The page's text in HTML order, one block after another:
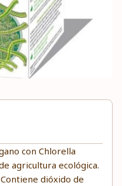
con Chlorella
agricultura ecológica.
dióxido de